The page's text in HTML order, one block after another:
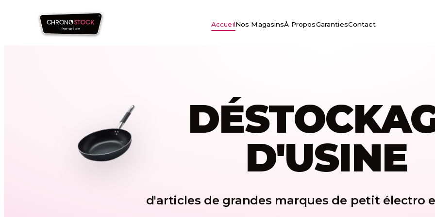
AccueilNos MagasinsÀ ProposGarantiesContact
D'USINE
d'articles de grandes marques de petit électro